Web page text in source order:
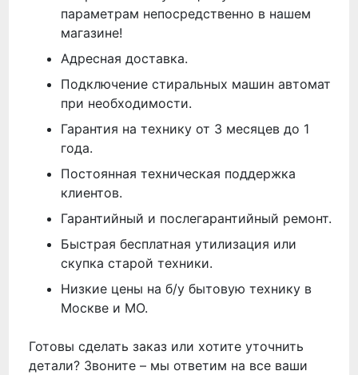
параметрам непосредственно в нашем
магазине!
Адресная доставка.
Подключение стиральных машин автомат
при необходимости.
Гарантия на технику от 3 месяцев до 1
года.
Постоянная техническая поддержка
клиентов.
Гарантийный и послегарантийный ремонт.
Быстрая бесплатная утилизация или
скупка старой техники.
Низкие цены на б/у бытовую технику в
Москве и МО.
Готовы сделать заказ или хотите уточнить
детали? Звоните – мы ответим на все ваши